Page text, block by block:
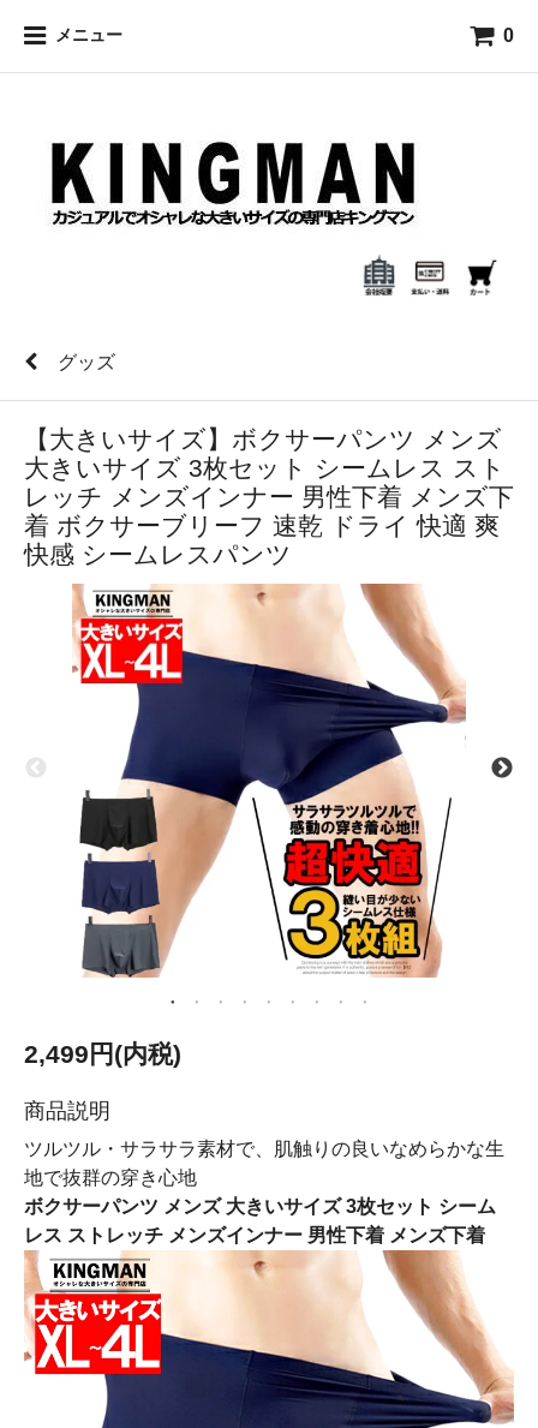
メニュー 0
グッズ
【大きいサイズ】ボクサーパンツ メンズ
大きいサイズ 3枚セット シームレス スト
レッチ メンズインナー 男性下着 メンズ下
着 ボクサーブリーフ 速乾 ドライ 快適 爽
快感 シームレスパンツ
2,499円(内税)
商品説明
ツルツル・サラサラ素材で、肌触りの良いなめらかな生
地で抜群の穿き心地
ボクサーパンツ メンズ 大きいサイズ 3枚セット シーム
レス ストレッチ メンズインナー 男性下着 メンズ下着